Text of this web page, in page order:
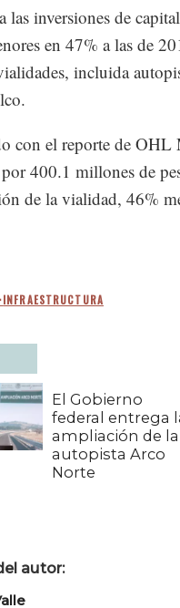
las inversiones de
en 47% a las de
incluida
con el reporte de
400.1 millones de
de la vialidad, 46%
INFRAESTRUCTURA
El Gobierno
federal entrega
ampliación de la
autopista Arco
Norte
autor: